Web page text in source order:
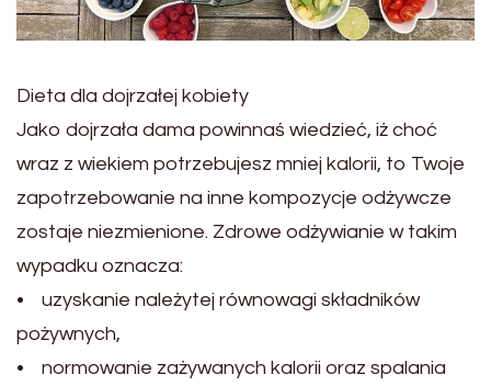
Dieta dla dojrzałej kobiety
Jako dojrzała dama powinnaś wiedzieć, iż choć
wraz z wiekiem potrzebujesz mniej kalorii, to Twoje
zapotrzebowanie na inne kompozycje odżywcze
zostaje niezmienione. Zdrowe odżywianie w takim
wypadku oznacza:
• uzyskanie należytej równowagi składników
pożywnych,
• normowanie zażywanych kalorii oraz spalania